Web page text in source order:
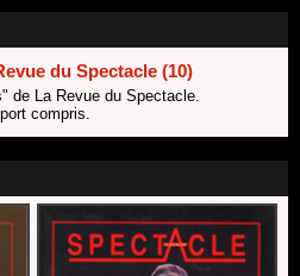
et Olivier Saccomano à la
- CDN
: les lauréats 2026
du Spectacle (10)
de La Revue du Spectacle.
compris.